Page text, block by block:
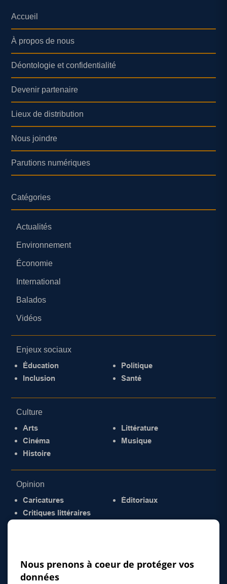
Accueil
À propos de nous
Déontologie et confidentialité
Devenir partenaire
Lieux de distribution
Nous joindre
Parutions numériques
Catégories
Actualités
Environnement
Économie
International
Balados
Vidéos
Enjeux sociaux
Éducation
Inclusion
Politique
Santé
Culture
Arts
Cinéma
Histoire
Littérature
Musique
Opinion
Caricatures
Critiques littéraires
Éditoriaux
Nous prenons à coeur de protéger vos
données